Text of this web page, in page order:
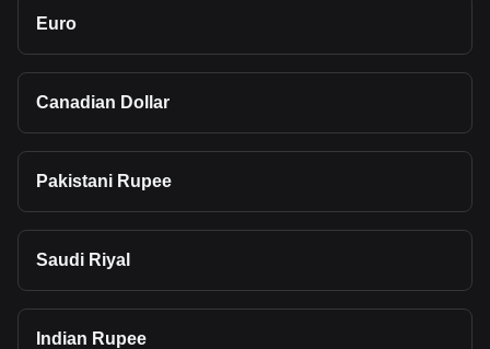
Euro
Canadian Dollar
Pakistani Rupee
Saudi Riyal
Indian Rupee